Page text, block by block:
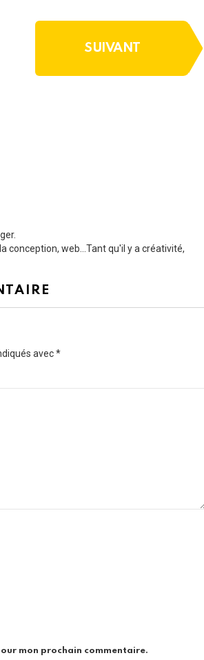
SUIVANT
conception, web...Tant qu'il y a créativité,
avec*
mon prochain commentaire.